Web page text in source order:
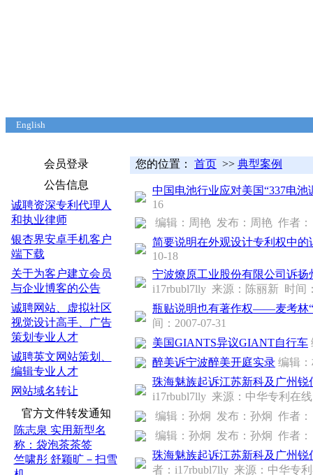
English
会员登录
公告信息
诚聘资深专利代理人
和执业律师
银杏界安卓手机客户
端下载
关于为客户建立会员
与企业博客的公告
诚聘网站、虚拟社区
视觉设计高手、广告
策划专业人才
诚聘英文网站策划、
编辑专业人才
网站域名转让
官方文件转发通知
陈志泉 实用新型名
称：袋泡茶茶签
竺啸彤 舒颖旷－扫雪
您的位置： 首页 >> 典型案例
中国电池行业应对美国“337电池
16
编辑：周艳 发布：周艳 作者
简要说明在外观设计专利权中的
10-18
宁波燎原工业股份有限公司诉
i17rbubl7lly 来源：陈丽新 时间
瓶贴说明也有著作权——麦考林
间：2007-07-31
美国GIANTS异议GIANT自行车
醉美诉宁波醉美开庭实录 编辑
珠海魅族起诉江苏新科及广州锐
i17rbubl7lly 来源：中华专利在
编辑：孙炯 发布：孙炯 作者
编辑：孙炯 发布：孙炯 作者
珠海魅族起诉江苏新科及广州锐
者：i17rbubl7lly 来源：中华专